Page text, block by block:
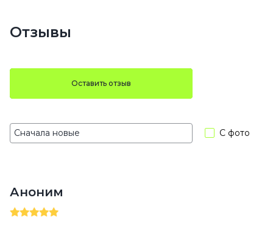
Отзывы
Оставить отзыв
С фото
Аноним